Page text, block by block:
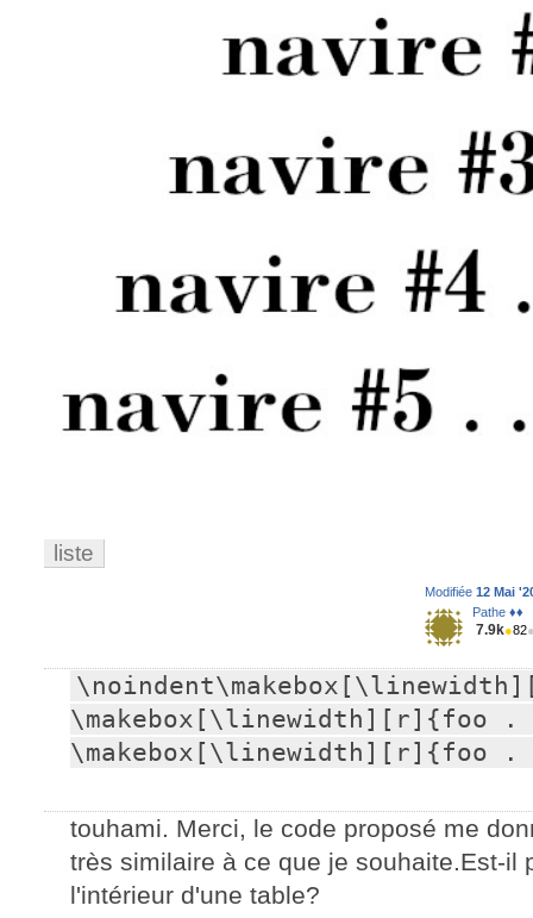
liste
Modifiée 12 Mai
Pathe ♦♦
7.9k●82
touhami. Merci, le code proposé me
très similaire à ce que je souhaite.Est-il
l'intérieur d'une table?